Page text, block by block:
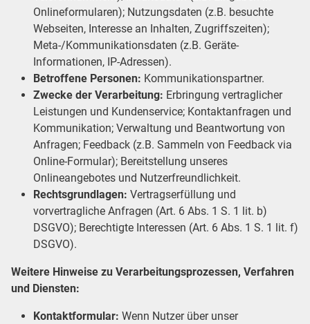
Onlineformularen); Nutzungsdaten (z.B. besuchte
Webseiten, Interesse an Inhalten, Zugriffszeiten);
Meta-/Kommunikationsdaten (z.B. Geräte-
Informationen, IP-Adressen).
Betroffene Personen: Kommunikationspartner.
Zwecke der Verarbeitung: Erbringung vertraglicher
Leistungen und Kundenservice; Kontaktanfragen und
Kommunikation; Verwaltung und Beantwortung von
Anfragen; Feedback (z.B. Sammeln von Feedback via
Online-Formular); Bereitstellung unseres
Onlineangebotes und Nutzerfreundlichkeit.
Rechtsgrundlagen: Vertragserfüllung und
vorvertragliche Anfragen (Art. 6 Abs. 1 S. 1 lit. b)
DSGVO); Berechtigte Interessen (Art. 6 Abs. 1 S. 1 lit. f)
DSGVO).
Weitere Hinweise zu Verarbeitungsprozessen, Verfahren
und Diensten:
Kontaktformular: Wenn Nutzer über unser